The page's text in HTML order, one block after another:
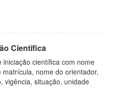
Científica
iniciação científica com nome
nome do orientador,
vigência, situação, unidade